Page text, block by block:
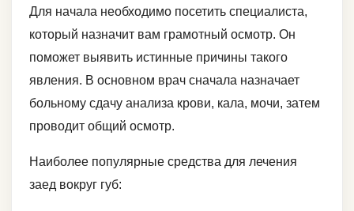
Для начала необходимо посетить специалиста,
который назначит вам грамотный осмотр. Он
поможет выявить истинные причины такого
явления. В основном врач сначала назначает
больному сдачу анализа крови, кала, мочи, затем
проводит общий осмотр.
Наиболее популярные средства для лечения
заед вокруг губ: